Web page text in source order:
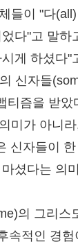
들이 "다
다"고 말하
게 하셨다"
신자들
티즘을 받았
미가 아니
신자들이 한
셨다는 의
의 그리스
속적인 경험